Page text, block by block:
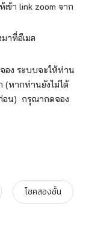
เข้า link zoom จาก
าที่อีเมล
อง ระบบจะให้ท่าน
(หากท่านยังไม่ได้
อน) กรุณากดจอง
โชคสองชั้น